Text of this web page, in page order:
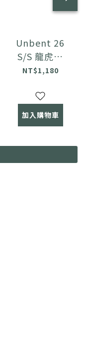
Unbent 26
S/S 龍虎水
洗短袖
NT$1,180
加入購物車